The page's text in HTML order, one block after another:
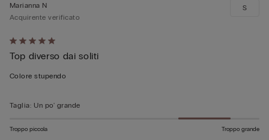
Valutato
5
su
Marianna N
Acquirente verificato
Top diverso dai soliti
Colore stupendo
S
Taglia: Un po' grande
Troppo piccola Troppo grande